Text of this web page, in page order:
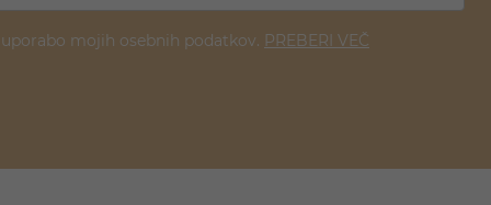
mojih osebnih podatkov. PREBERI VEČ